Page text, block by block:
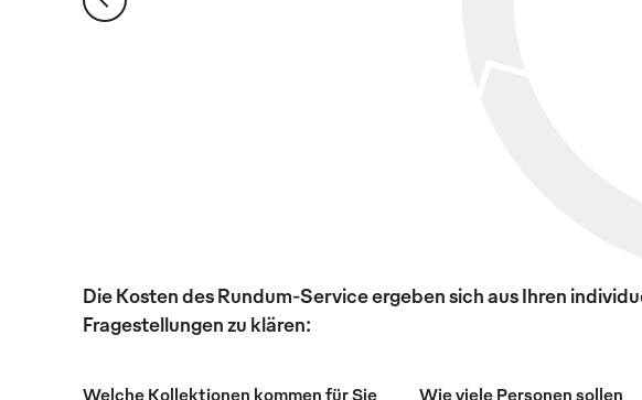
Die Kosten des Rundum-Service ergeben sich aus Ihren
Fragestellungen zu klären:
Welche Kollektionen kommen für Sie Wie viele Personen sollen